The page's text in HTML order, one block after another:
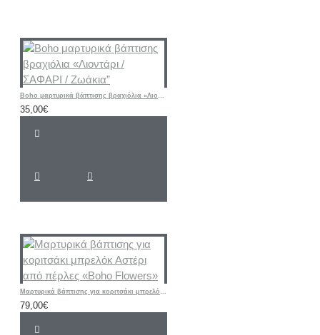
Boho μαρτυρικά βάπτισης βραχιόλια «Λιοντάρι / ΣΑΦΑΡΙ / Ζωάκια”
35,00€
Μαρτυρικά βάπτισης για κοριτσάκι μπρελόκ Αστέρι από πέρλες «Boho Flowers»
79,00€